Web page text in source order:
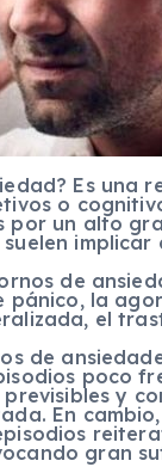
Es una
o
por un alto
de
pánico, la
el
de
poco
y
En
gran